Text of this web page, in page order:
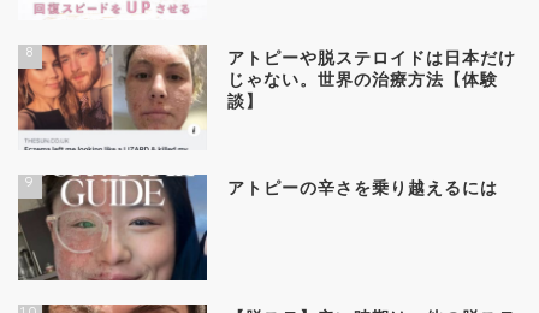
8
アトピーや脱ステロイドは日本だけ
じゃない。世界の治療方法【体験
談】
9 アトピーの辛さを乗り越えるには